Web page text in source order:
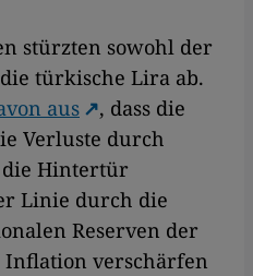
stürzten sowohl der
türkische Lira ab.
aus
, dass die
Verluste durch
Hintertür
Linie durch die
Reserven der
Inflation verschärfen